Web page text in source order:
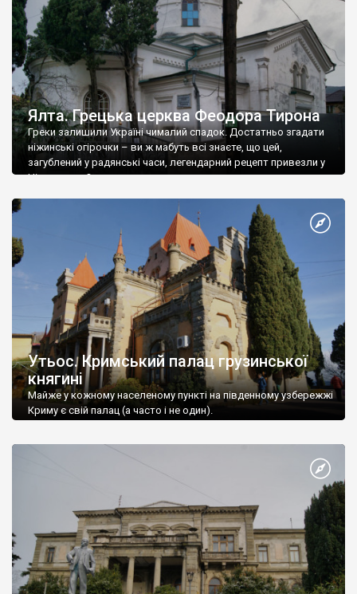
Ялта. Грецька церква Феодора Тирона
Греки залишили Україні чималий спадок. Достатньо згадати
ніжинські огірочки – ви ж мабуть всі знаєте, що цей,
загублений у радянські часи, легендарний рецепт привезли у
Ніжин греки?
Утьос. Кримський палац грузинської
княгині
Майже у кожному населеному пункті на південному узбережжі
Криму є свій палац (а часто і не один).